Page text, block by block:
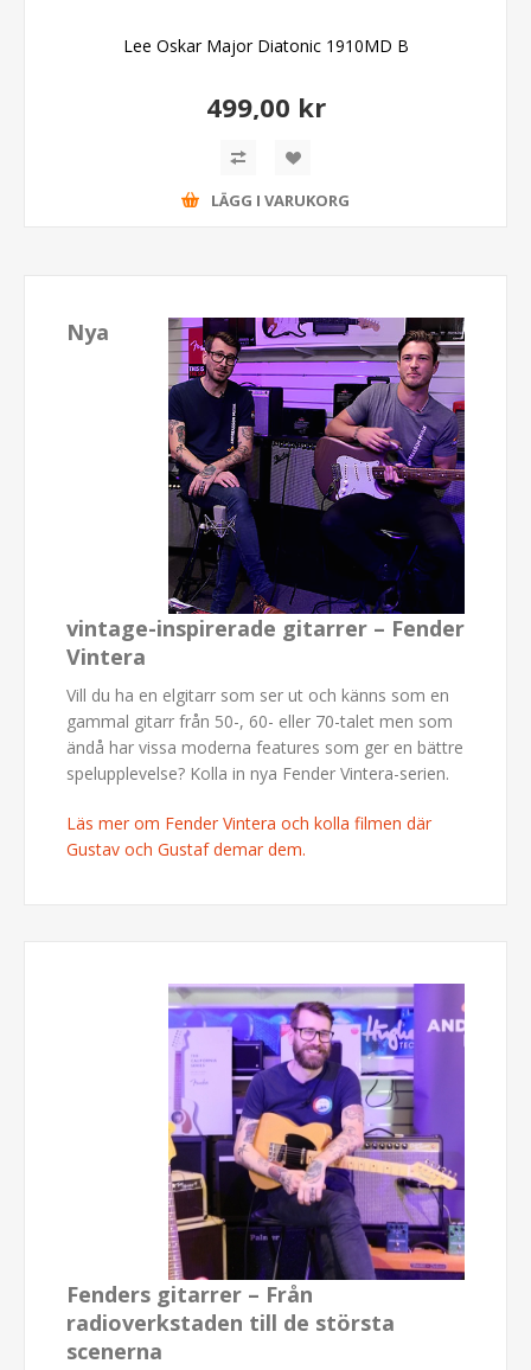
Lee Oskar Major Diatonic 1910MD B
499,00 kr
LÄGG I VARUKORG
Nya
vintage-inspirerade gitarrer – Fender
Vintera
Vill du ha en elgitarr som ser ut och känns som en
gammal gitarr från 50-, 60- eller 70-talet men som
ändå har vissa moderna features som ger en bättre
spelupplevelse? Kolla in nya Fender Vintera-serien.
Läs mer om Fender Vintera och kolla filmen där
Gustav och Gustaf demar dem.
Fenders gitarrer – Från
radioverkstaden till de största
scenerna